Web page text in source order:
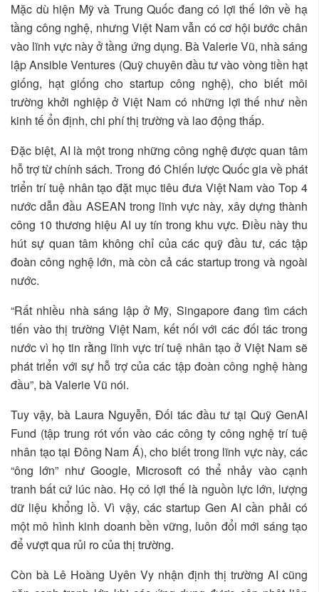
Mặc dù hiện Mỹ và Trung Quốc đang có lợi thế lớn về hạ
tầng công nghệ, nhưng Việt Nam vẫn có cơ hội bước chân
vào lĩnh vực này ở tầng ứng dụng. Bà Valerie Vũ, nhà sáng
lập Ansible Ventures (Quỹ chuyên đầu tư vào vòng tiền hạt
giống, hạt giống cho startup công nghệ), cho biết môi
trường khởi nghiệp ở Việt Nam có những lợi thế như nền
kinh tế ổn định, chi phí thị trường và lao động thấp.
Đặc biệt, AI là một trong những công nghệ được quan tâm
hỗ trợ từ chính sách. Trong đó Chiến lược Quốc gia về phát
triển trí tuệ nhân tạo đặt mục tiêu đưa Việt Nam vào Top 4
nước dẫn đầu ASEAN trong lĩnh vực này, xây dựng thành
công 10 thương hiệu AI uy tín trong khu vực. Điều này thu
hút sự quan tâm không chỉ của các quỹ đầu tư, các tập
đoàn công nghệ lớn, mà còn cả các startup trong và ngoài
nước.
“Rất nhiều nhà sáng lập ở Mỹ, Singapore đang tìm cách
tiến vào thị trường Việt Nam, kết nối với các đối tác trong
nước vì họ tin rằng lĩnh vực trí tuệ nhân tạo ở Việt Nam sẽ
phát triển với sự hỗ trợ của các tập đoàn công nghệ hàng
đầu”, bà Valerie Vũ nói.
Tuy vậy, bà Laura Nguyễn, Đối tác đầu tư tại Quỹ GenAI
Fund (tập trung rót vốn vào các công ty công nghệ trí tuệ
nhân tạo tại Đông Nam Á), cho biết trong lĩnh vực này, các
“ông lớn” như Google, Microsoft có thể nhảy vào cạnh
tranh bất cứ lúc nào. Họ có lợi thế là nguồn lực lớn, lượng
dữ liệu khổng lồ. Vì vậy, các startup Gen AI cần phải có
một mô hình kinh doanh bền vững, luôn đổi mới sáng tạo
để vượt qua rủi ro của thị trường.
Còn bà Lê Hoàng Uyên Vy nhận định thị trường AI cũng